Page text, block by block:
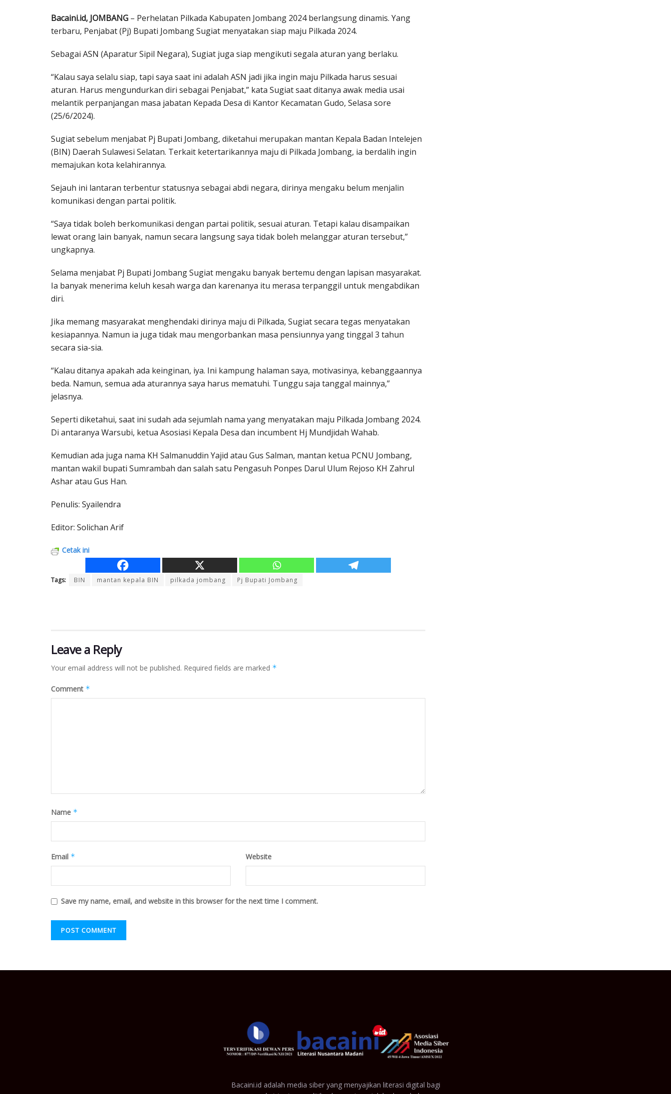
Bacaini.id, JOMBANG – Perhelatan Pilkada Kabupaten Jombang 2024 berlangsung dinamis. Yang
terbaru, Penjabat (Pj) Bupati Jombang Sugiat menyatakan siap maju Pilkada 2024.
Sebagai ASN (Aparatur Sipil Negara), Sugiat juga siap mengikuti segala aturan yang berlaku.
“Kalau saya selalu siap, tapi saya saat ini adalah ASN jadi jika ingin maju Pilkada harus sesuai
aturan. Harus mengundurkan diri sebagai Penjabat,” kata Sugiat saat ditanya awak media usai
melantik perpanjangan masa jabatan Kepada Desa di Kantor Kecamatan Gudo, Selasa sore
(25/6/2024).
Sugiat sebelum menjabat Pj Bupati Jombang, diketahui merupakan mantan Kepala Badan Intelejen
(BIN) Daerah Sulawesi Selatan. Terkait ketertarikannya maju di Pilkada Jombang, ia berdalih ingin
memajukan kota kelahirannya.
Sejauh ini lantaran terbentur statusnya sebagai abdi negara, dirinya mengaku belum menjalin
komunikasi dengan partai politik.
“Saya tidak boleh berkomunikasi dengan partai politik, sesuai aturan. Tetapi kalau disampaikan
lewat orang lain banyak, namun secara langsung saya tidak boleh melanggar aturan tersebut,”
ungkapnya.
Selama menjabat Pj Bupati Jombang Sugiat mengaku banyak bertemu dengan lapisan masyarakat.
Ia banyak menerima keluh kesah warga dan karenanya itu merasa terpanggil untuk mengabdikan
diri.
Jika memang masyarakat menghendaki dirinya maju di Pilkada, Sugiat secara tegas menyatakan
kesiapannya. Namun ia juga tidak mau mengorbankan masa pensiunnya yang tinggal 3 tahun
secara sia-sia.
“Kalau ditanya apakah ada keinginan, iya. Ini kampung halaman saya, motivasinya, kebanggaannya
beda. Namun, semua ada aturannya saya harus mematuhi. Tunggu saja tanggal mainnya,”
jelasnya.
Seperti diketahui, saat ini sudah ada sejumlah nama yang menyatakan maju Pilkada Jombang 2024.
Di antaranya Warsubi, ketua Asosiasi Kepala Desa dan incumbent Hj Mundjidah Wahab.
Kemudian ada juga nama KH Salmanuddin Yajid atau Gus Salman, mantan ketua PCNU Jombang,
mantan wakil bupati Sumrambah dan salah satu Pengasuh Ponpes Darul Ulum Rejoso KH Zahrul
Ashar atau Gus Han.
Penulis: Syailendra
Editor: Solichan Arif
Cetak ini
Tags: BIN mantan kepala BIN pilkada jombang Pj Bupati Jombang
Leave a Reply
Your email address will not be published. Required fields are marked *
Comment *
Name *
Email * Website
Save my name, email, and website in this browser for the next time I comment.
Bacaini.id adalah media siber yang menyajikan literasi digital bagi